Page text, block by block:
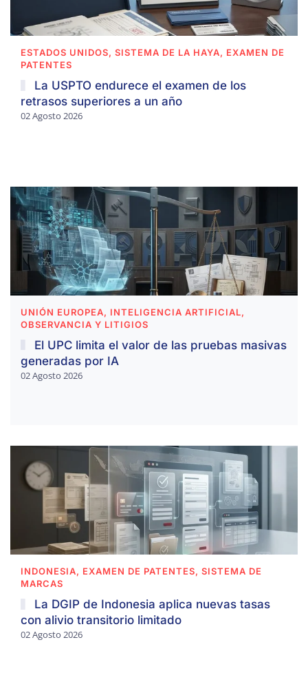
ESTADOS UNIDOS, SISTEMA DE LA HAYA, EXAMEN DE
PATENTES
La USPTO endurece el examen de los
retrasos superiores a un año
02 Agosto 2026
UNIÓN EUROPEA, INTELIGENCIA ARTIFICIAL,
OBSERVANCIA Y LITIGIOS
El UPC limita el valor de las pruebas masivas
generadas por IA
02 Agosto 2026
INDONESIA, EXAMEN DE PATENTES, SISTEMA DE
MARCAS
La DGIP de Indonesia aplica nuevas tasas
con alivio transitorio limitado
02 Agosto 2026